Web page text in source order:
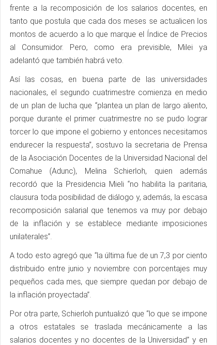
frente a la recomposición de los salarios docentes, en
tanto que postula que cada dos meses se actualicen los
montos de acuerdo a lo que marque el Índice de Precios
al Consumidor. Pero, como era previsible, Milei ya
adelantó que también habrá veto.
Así las cosas, en buena parte de las universidades
nacionales, el segundo cuatrimestre comienza en medio
de un plan de lucha que “plantea un plan de largo aliento,
porque durante el primer cuatrimestre no se pudo lograr
torcer lo que impone el gobierno y entonces necesitamos
endurecer la respuesta”, sostuvo la secretaria de Prensa
de la Asociación Docentes de la Universidad Nacional del
Comahue (Adunc), Melina Schierloh, quien además
recordó que la Presidencia Mieli “no habilita la paritaria,
clausura toda posibilidad de diálogo y, además, la escasa
recomposición salarial que tenemos va muy por debajo
de la inflación y se establece mediante imposiciones
unilaterales”.
A todo esto agregó que “la última fue de un 7,3 por ciento
distribuido entre junio y noviembre con porcentajes muy
pequeños cada mes, que siempre quedan por debajo de
la inflación proyectada”.
Por otra parte, Schierloh puntualizó que “lo que se impone
a otros estatales se traslada mecánicamente a las
salarios docentes y no docentes de la Universidad” y en